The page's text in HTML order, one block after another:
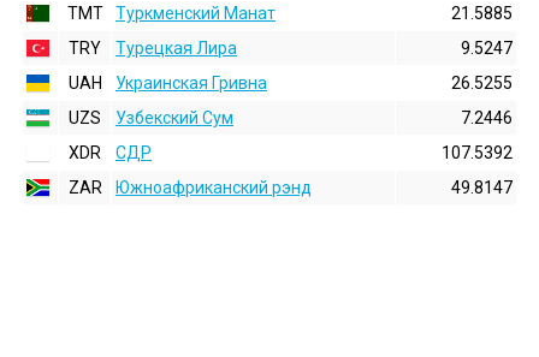
TMT
Туркменский Манат
21.5885
TRY
Турецкая Лира
9.5247
UAH
Украинская Гривна
26.5255
UZS
Узбекский Сум
7.2446
XDR
СДР
107.5392
ZAR
Южноафриканский рэнд 49.8147